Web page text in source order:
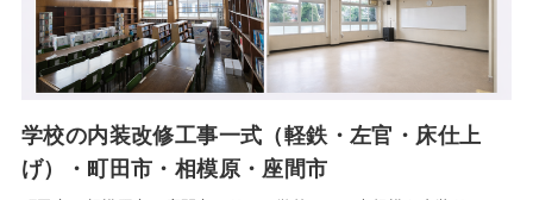
学校の内装改修工事一式（軽鉄・左官・床仕上
げ）・町田市・相模原・座間市